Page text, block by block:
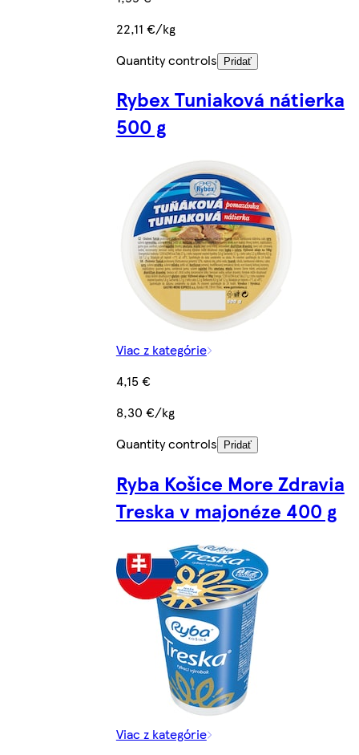
22,11 €/kg
Quantity controls
Pridať
Rybex Tuniaková nátierka
500 g
Viac z kategórie
4,15 €
8,30 €/kg
Quantity controls
Pridať
Ryba Košice More Zdravia
Treska v majonéze 400 g
Viac z kategórie